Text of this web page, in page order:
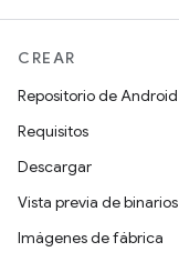
CREAR
Repositorio de Android
Requisitos
Descargar
Vista previa de binarios
Imágenes de fábrica